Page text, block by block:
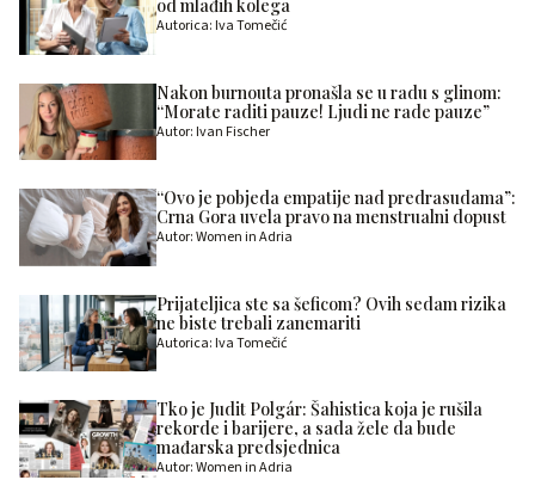
od mlađih kolega
Autorica: Iva Tomečić
Nakon burnouta pronašla se u radu s glinom:
“Morate raditi pauze! Ljudi ne rade pauze”
Autor: Ivan Fischer
“Ovo je pobjeda empatije nad predrasudama”:
Crna Gora uvela pravo na menstrualni dopust
Autor: Women in Adria
Prijateljica ste sa šeficom? Ovih sedam rizika
ne biste trebali zanemariti
Autorica: Iva Tomečić
Tko je Judit Polgár: Šahistica koja je rušila
rekorde i barijere, a sada žele da bude
mađarska predsjednica
Autor: Women in Adria